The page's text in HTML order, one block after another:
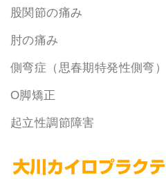
股関節の痛み
肘の痛み
側弯症（思春期特発性側弯）
O脚矯正
起立性調節障害